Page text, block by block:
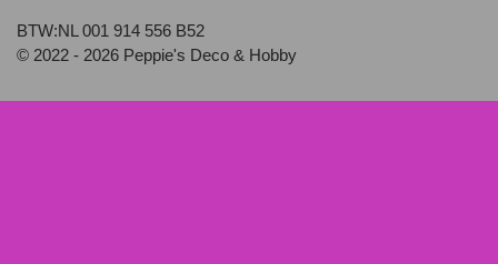
BTW:NL 001 914 556 B52
© 2022 - 2026 Peppie's Deco & Hobby